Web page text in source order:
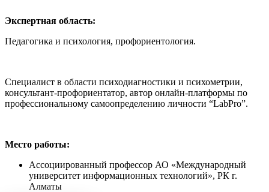
Экспертная область:
Педагогика и психология, профориентология.
Специалист в области психодиагностики и психометрии,
консультант-профориентатор, автор онлайн-платформы по
профессиональному самоопределению личности “LabPro”.
Место работы:
Ассоциированный профессор АО «Международный
университет информационных технологий», РК г.
Алматы